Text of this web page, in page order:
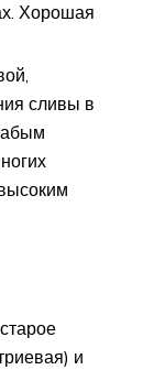
Хорошая
сливы в
и